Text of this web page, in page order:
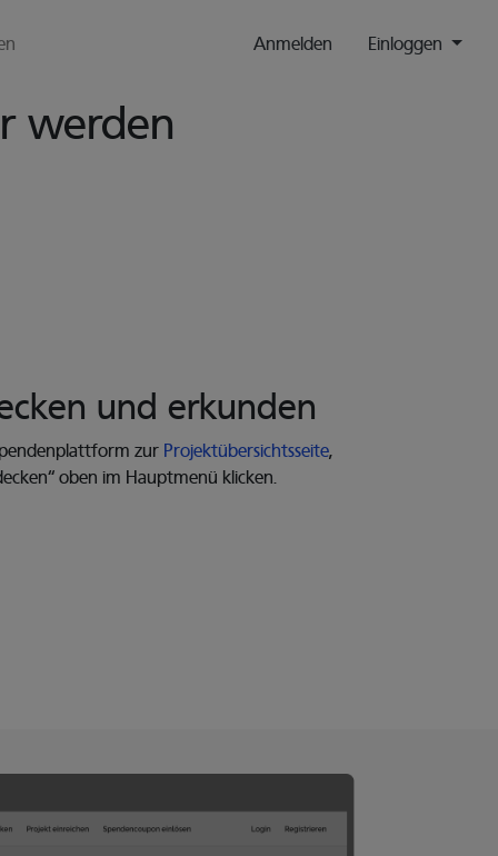
Anmelden Einloggen
werden
und erkunden
zur Projektübersichtsseite,
oben im Hauptmenü klicken.